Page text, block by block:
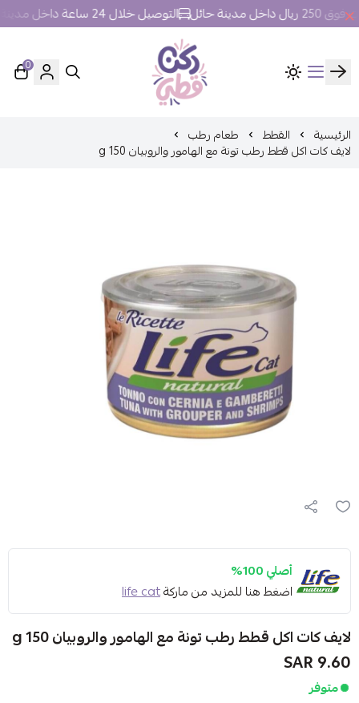
حائل التوصيل خلال 24 ساعة داخل مدينة حائل.
ركن قطي
0
الرئيسية القطط طعام رطب
لايف كات اكل قطط رطب تونة مع الهامور والروبيان 150 g
أصلي 100%
اضغط هنا للمزيد من ماركةlife cat
لايف كات اكل قطط رطب تونة مع الهامور والروبيان 150 g
9.60 SAR
متوفر